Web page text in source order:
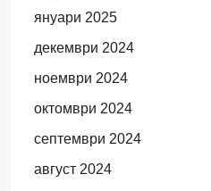
януари 2025
декември 2024
ноември 2024
октомври 2024
септември 2024
август 2024